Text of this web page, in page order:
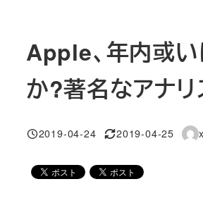
Apple、年内或
か?著名なアナリ
投稿日
2019-04-24
更新日
2019-04-25
著